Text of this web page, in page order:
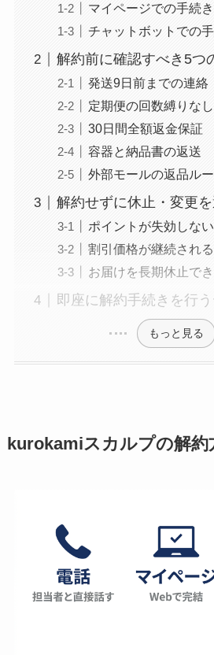
マイページでの手続き
チャットボットでの
解約前に確認すべき5つ
発送9日前までの連絡
定期便の回数縛りなし
30日間全額返金保証
容器と納品書の返送
外部モールの返品ル
解約せずに休止・変更
ポイントが失効しない
割引価格が継続される
お届けを長期休止で
即座に解約手続きを行
もっと見る
kurokamiスカルプの解約